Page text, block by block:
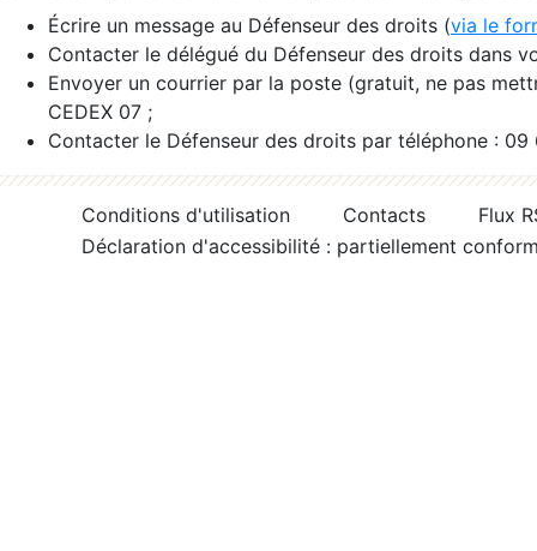
Écrire un message au Défenseur des droits (via le
Contacter le délégué du Défenseur des droits dans
Envoyer un courrier par la poste (gratuit, ne pas
CEDEX 07 ;
Contacter le Défenseur des droits par téléphone :
Conditions d'utilisation Contacts
Flux
Déclaration d'accessibilité : partiellement